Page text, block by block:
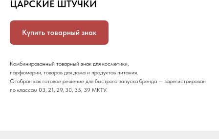
ЦАРСКИЕ ШТУЧКИ
Купить товарный знак
Комбинированный товарный знак для косметики,
парфюмерии, товаров для дома и продуктов питания.
Отобран как готовое решение для быстрого запуска бренда — зарегистрирован
по классам 03, 21, 29, 30, 35, 39 МКТУ.